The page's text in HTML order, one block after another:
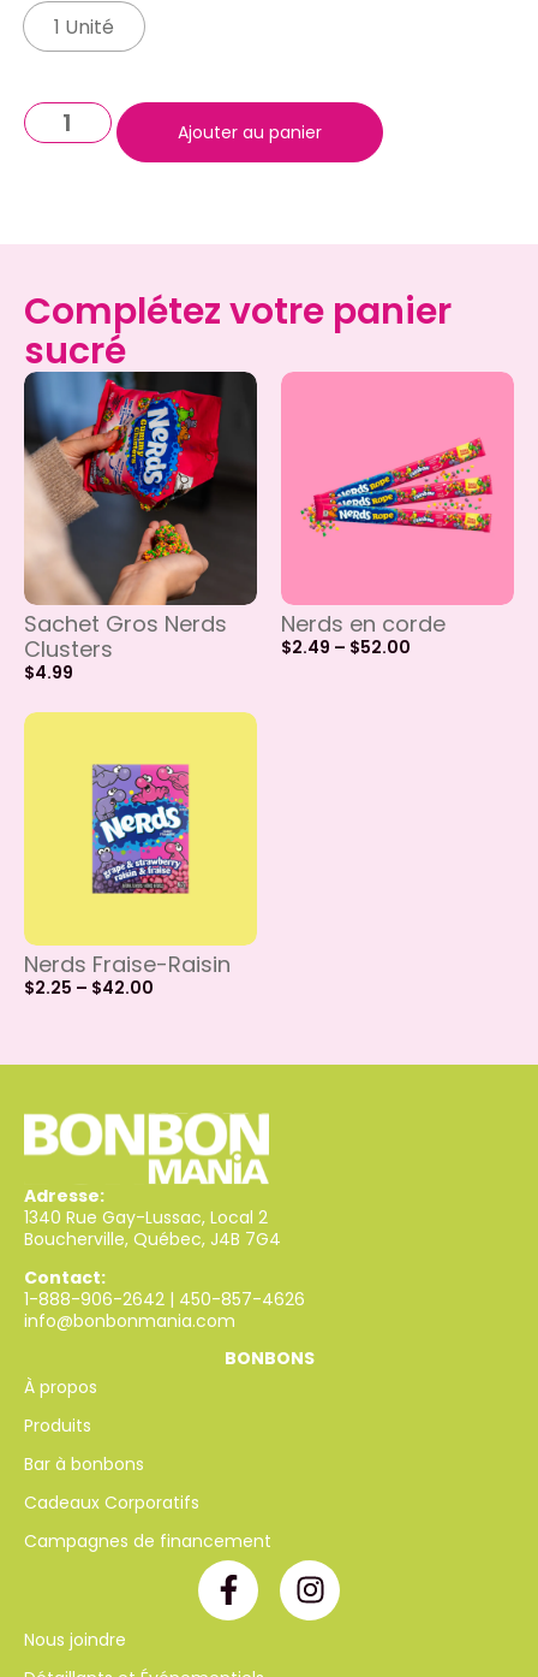
1 Unité
Ajouter au panier
Complétez votre panier
sucré
Sachet Gros Nerds
Clusters
$4.99
Nerds en corde
$2.49 – $52.00
Nerds Fraise-Raisin
$2.25 – $42.00
Adresse:
1340 Rue Gay-Lussac, Local 2
Boucherville, Québec, J4B 7G4
Contact:
1-888-906-2642 | 450-857-4626
info@bonbonmania.com
BONBONS
À propos
Produits
Bar à bonbons
Cadeaux Corporatifs
Campagnes de financement
Nous joindre